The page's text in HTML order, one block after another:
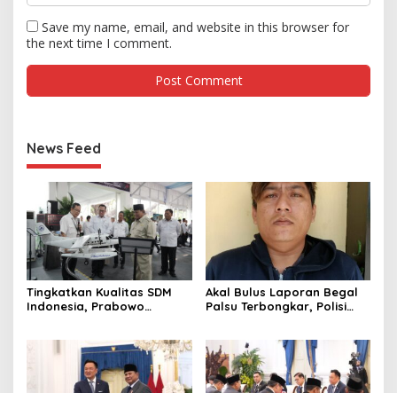
Save my name, email, and website in this browser for
the next time I comment.
News Feed
Tingkatkan Kualitas SDM
Indonesia, Prabowo
Terbaik Dunia
Akal Bulus Laporan Begal
Palsu Terbongkar, Polisi